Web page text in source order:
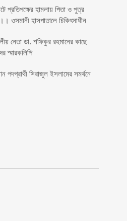
প্রতিপক্ষের হামলায় পিতা ও পুত্র
হাসপাতালে চিকিৎসাধীন
নেতা ডা. শফিকুর রহমানের কাছে
স্মারকলিপি
পদপ্রার্থী সিরাজুল ইসলামের সমর্থনে